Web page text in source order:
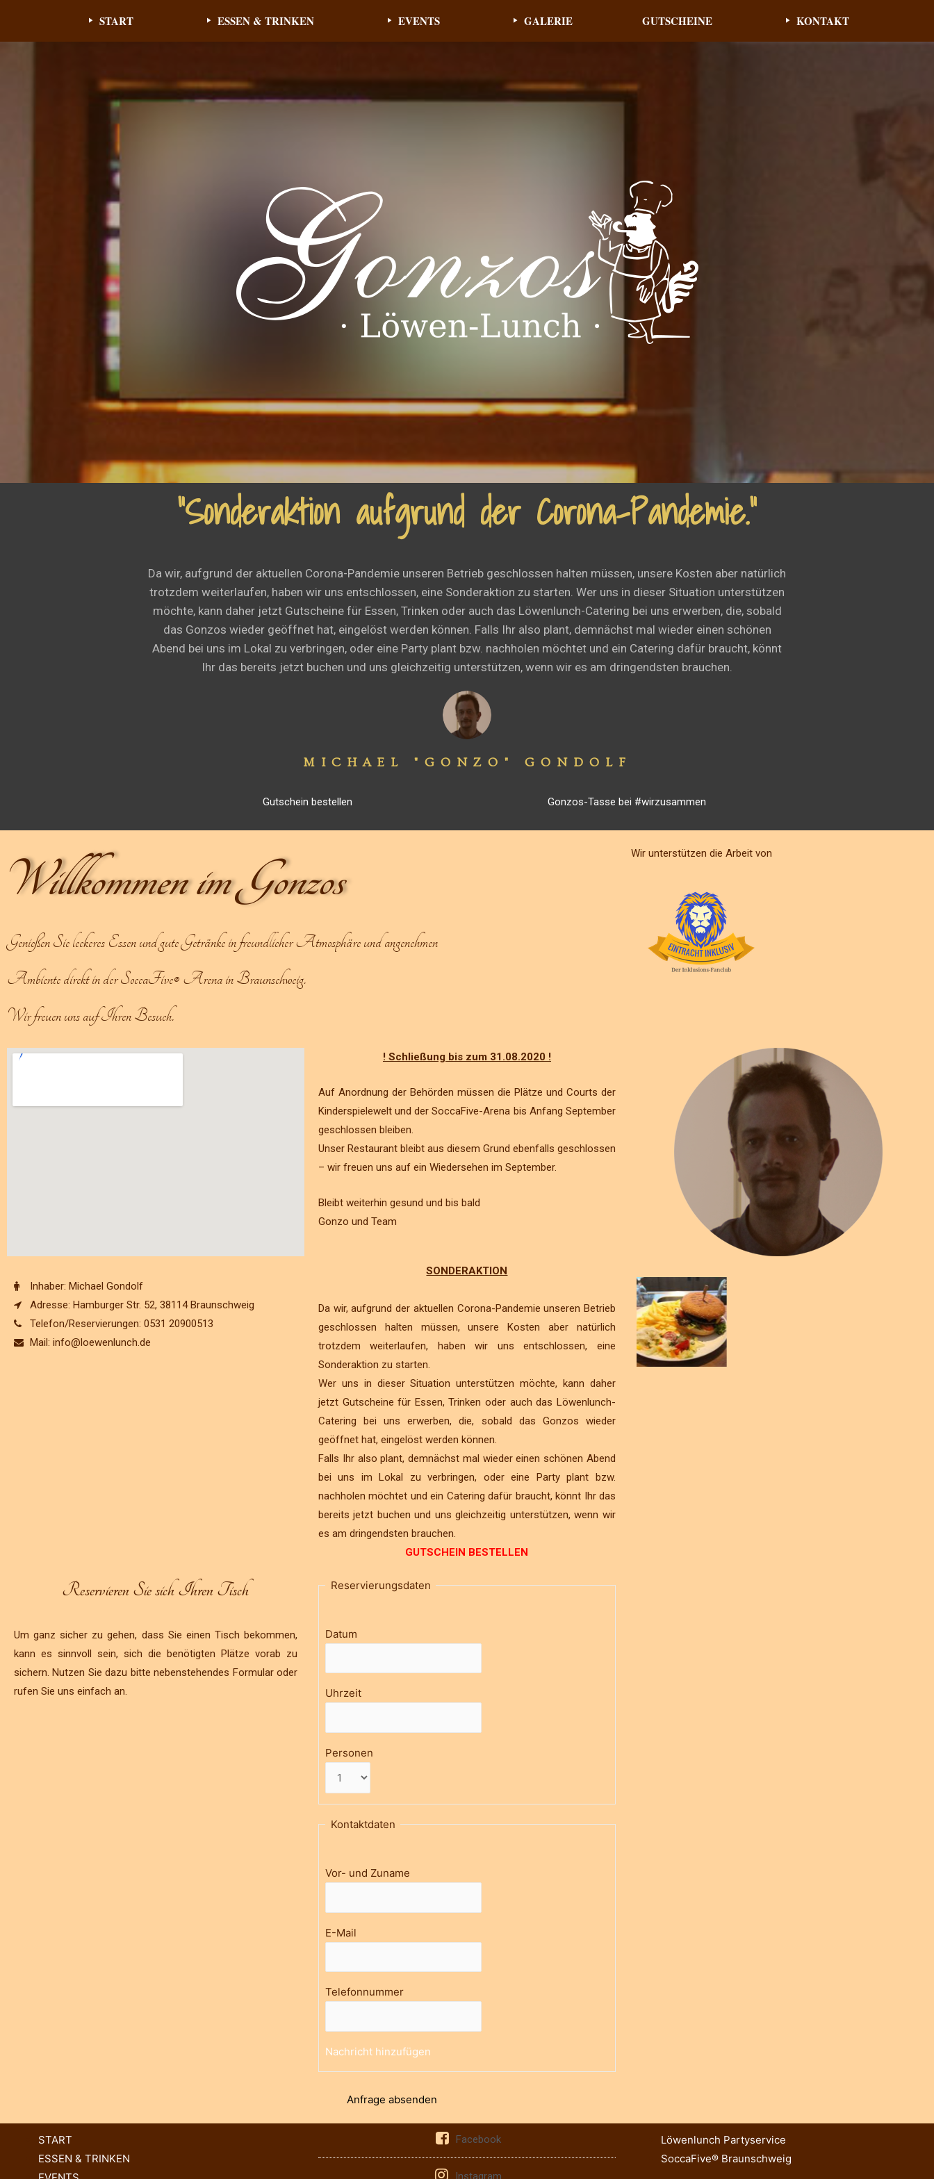
START ESSEN & TRINKEN EVENTS GALERIE GUTSCHEINE KONTAKT
“Sonderaktion aufgrund der Corona-Pandemie.”
Da wir, aufgrund der aktuellen Corona-Pandemie unseren Betrieb geschlossen halten müssen, unsere Kosten aber natürlich
trotzdem weiterlaufen, haben wir uns entschlossen, eine Sonderaktion zu starten. Wer uns in dieser Situation unterstützen
möchte, kann daher jetzt Gutscheine für Essen, Trinken oder auch das Löwenlunch-Catering bei uns erwerben, die, sobald
das Gonzos wieder geöffnet hat, eingelöst werden können. Falls Ihr also plant, demnächst mal wieder einen schönen
Abend bei uns im Lokal zu verbringen, oder eine Party plant bzw. nachholen möchtet und ein Catering dafür braucht, könnt
Ihr das bereits jetzt buchen und uns gleichzeitig unterstützen, wenn wir es am dringendsten brauchen.
MICHAEL "GONZO" GONDOLF
Gutschein bestellen Gonzos-Tasse bei #wirzusammen
Willkommen im Gonzos
Genießen Sie leckeres Essen und gute Getränke in freundlicher Atmosphäre und angenehmen
Ambiente direkt in der SoccaFive® Arena in Braunschweig.
Wir freuen uns auf Ihren Besuch.
Wir unterstützen die Arbeit von
Inhaber: Michael Gondolf
Adresse: Hamburger Str. 52, 38114 Braunschweig
Telefon/Reservierungen: 0531 20900513
Mail: info@loewenlunch.de
! Schließung bis zum 31.08.2020 !
Auf Anordnung der Behörden müssen die Plätze und Courts der
Kinderspielewelt und der SoccaFive-Arena bis Anfang September
geschlossen bleiben.
Unser Restaurant bleibt aus diesem Grund ebenfalls geschlossen
– wir freuen uns auf ein Wiedersehen im September.
Bleibt weiterhin gesund und bis bald
Gonzo und Team
SONDERAKTION
Da wir, aufgrund der aktuellen Corona-Pandemie unseren Betrieb
geschlossen halten müssen, unsere Kosten aber natürlich
trotzdem weiterlaufen, haben wir uns entschlossen, eine
Sonderaktion zu starten.
Wer uns in dieser Situation unterstützen möchte, kann daher
jetzt Gutscheine für Essen, Trinken oder auch das Löwenlunch-
Catering bei uns erwerben, die, sobald das Gonzos wieder
geöffnet hat, eingelöst werden können.
Falls Ihr also plant, demnächst mal wieder einen schönen Abend
bei uns im Lokal zu verbringen, oder eine Party plant bzw.
nachholen möchtet und ein Catering dafür braucht, könnt Ihr das
bereits jetzt buchen und uns gleichzeitig unterstützen, wenn wir
es am dringendsten brauchen.
GUTSCHEIN BESTELLEN
Reservieren Sie sich Ihren Tisch
Um ganz sicher zu gehen, dass Sie einen Tisch bekommen,
kann es sinnvoll sein, sich die benötigten Plätze vorab zu
sichern. Nutzen Sie dazu bitte nebenstehendes Formular oder
rufen Sie uns einfach an.
Reservierungsdaten
Datum
Uhrzeit
Personen
Kontaktdaten
Vor- und Zuname
E-Mail
Telefonnummer
Nachricht hinzufügen
Anfrage absenden
START
ESSEN & TRINKEN
Facebook
Instagram
Löwenlunch Partyservice
SoccaFive® Braunschweig